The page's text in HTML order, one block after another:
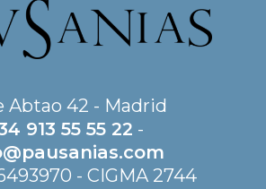
Abtao 42 - Madrid
913 55 55 22 -
- CIGMA 2744